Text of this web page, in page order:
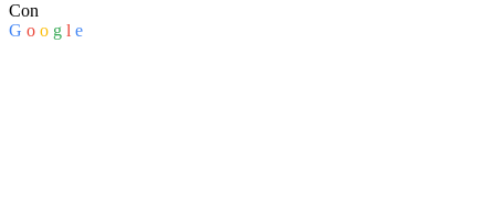
Con
G o o g l e